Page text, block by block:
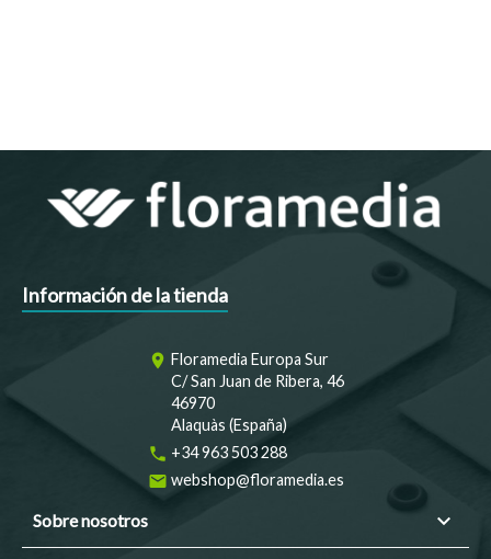
Información de la tienda
room Floramedia Europa Sur
C/ San Juan de Ribera, 46
46970
Alaquàs (España)
phone +34 963 503 288
email webshop@floramedia.es
Sobre nosotros 